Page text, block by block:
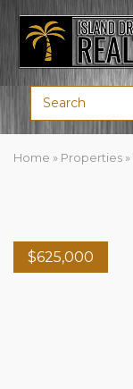
Home » Properties »
$625,000